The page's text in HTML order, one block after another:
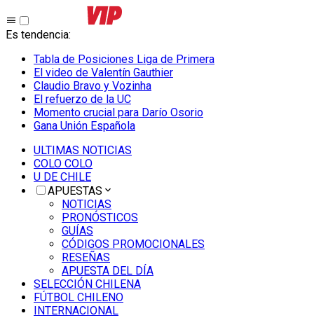
Es tendencia:
Tabla de Posiciones Liga de Primera
El video de Valentín Gauthier
Claudio Bravo y Vozinha
El refuerzo de la UC
Momento crucial para Darío Osorio
Gana Unión Española
ULTIMAS NOTICIAS
COLO COLO
U DE CHILE
APUESTAS
NOTICIAS
PRONÓSTICOS
GUÍAS
CÓDIGOS PROMOCIONALES
RESEÑAS
APUESTA DEL DÍA
SELECCIÓN CHILENA
FÚTBOL CHILENO
INTERNACIONAL